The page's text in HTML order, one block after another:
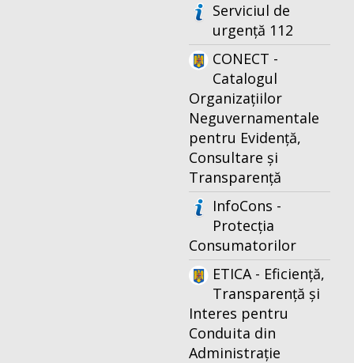
Serviciul de
urgență 112
CONECT -
Catalogul
Organizațiilor
Neguvernamentale
pentru Evidență,
Consultare și
Transparență
InfoCons -
Protecția
Consumatorilor
ETICA - Eficiență,
Transparență și
Interes pentru
Conduita din
Administrație